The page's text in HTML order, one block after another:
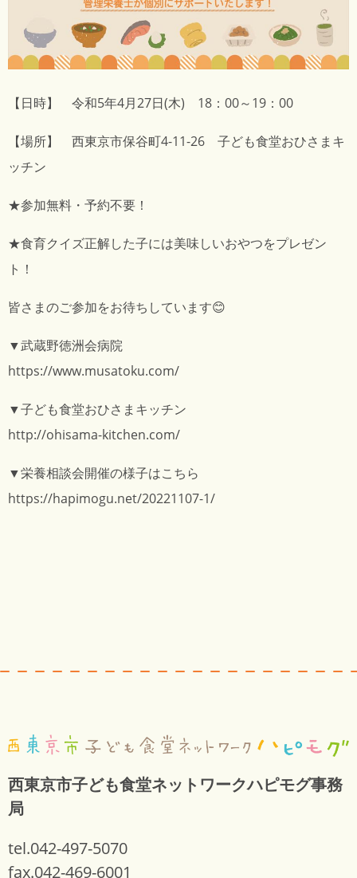
【日時】 令和5年4月27日(木) 18：00～19：00
【場所】 西東京市保谷町4-11-26 子ども食堂おひさまキ
ッチン
★参加無料・予約不要！
★食育クイズ正解した子には美味しいおやつをプレゼン
ト！
皆さまのご参加をお待ちしています😊
▼武蔵野徳洲会病院
https://www.musatoku.com/
▼子ども食堂おひさまキッチン
http://ohisama-kitchen.com/
▼栄養相談会開催の様子はこちら
https://hapimogu.net/20221107-1/
西東京市子ども食堂ネットワークハピモグ事務
局
tel.042-497-5070
fax.042-469-6001